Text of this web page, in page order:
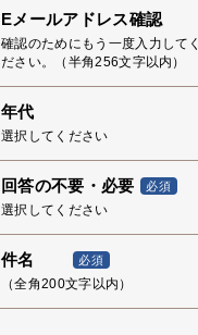
Eメールアドレス確認
確認のためにもう一度入力してく
ださい。（半角256文字以内）
年代
選択してください
回答の不要・必要 必須
選択してください
件名 必須
（全角200文字以内）